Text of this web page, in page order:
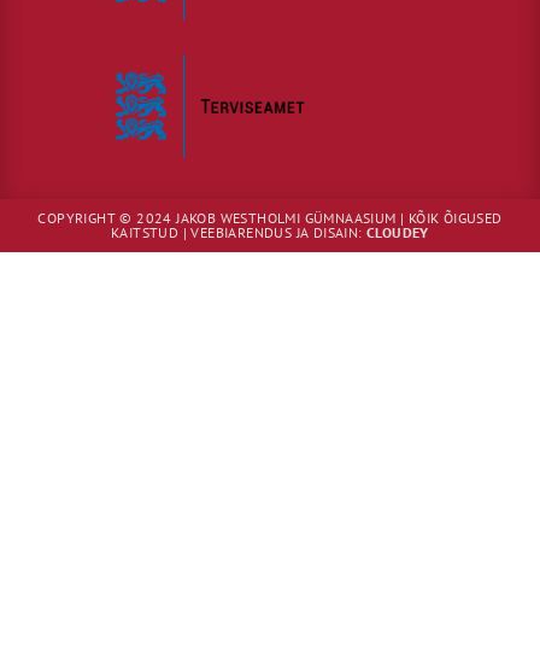
COPYRIGHT © 2024 JAKOB WESTHOLMI GÜMNAASIUM | KÕIK ÕIGUSED
KAITSTUD | VEEBIARENDUS JA DISAIN:CLOUDEY